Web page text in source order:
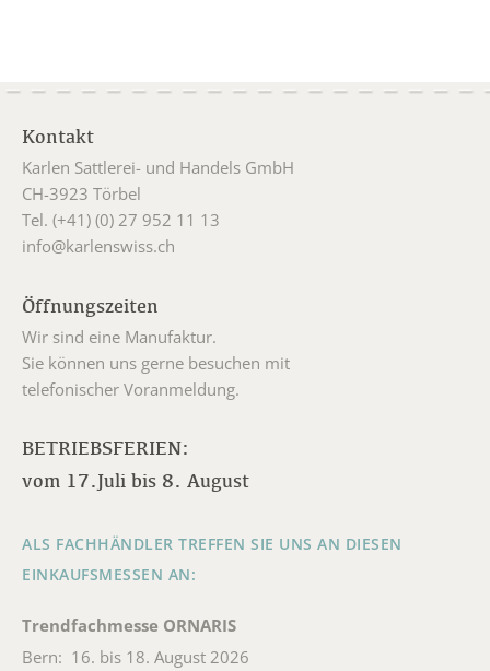
Kontakt
Karlen Sattlerei- und Handels GmbH
CH-3923 Törbel
Tel. (+41) (0) 27 952 11 13
info@karlenswiss.ch
Öffnungszeiten
Wir sind eine Manufaktur.
Sie können uns gerne besuchen mit
telefonischer Voranmeldung.
BETRIEBSFERIEN:
vom 17.Juli bis 8. August
ALS FACHHÄNDLER TREFFEN SIE UNS AN DIESEN
EINKAUFSMESSEN AN:
Trendfachmesse ORNARIS
Bern: 16. bis 18. August 2026